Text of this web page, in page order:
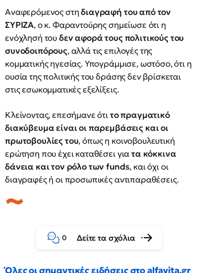
Αναφερόμενος στηδιαγραφή του από τον
ΣΥΡΙΖΑ, ο κ. Φαραντούρης σημείωσε ότι η
ενόχλησή τουδεν αφορά τους πολιτικούς του
συνοδοιπόρους, αλλά τις επιλογές της
κομματικής ηγεσίας. Υπογράμμισε, ωστόσο, ότι η
ουσία της πολιτικής του δράσης δεν βρίσκεται
στις εσωκομματικές εξελίξεις.
Κλείνοντας, επεσήμανε ότιτο πραγματικό
διακύβευμα είναι οι παρεμβάσεις και οι
πρωτοβουλίες του, όπως η κοινοβουλευτική
ερώτηση που έχει καταθέσει γιατα κόκκινα
δάνεια και τον ρόλο των funds, και όχι οι
διαγραφές ή οι προσωπικές αντιπαραθέσεις.
0 Δείτε τα σχόλια
Όλες οι σημαντικές ειδήσεις στο alfavita.gr